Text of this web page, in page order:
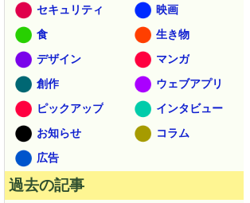
セキュリティ
映画
食
生き物
デザイン
マンガ
創作
ウェブアプリ
ピックアップ
インタビュー
お知らせ
コラム
広告
過去の記事